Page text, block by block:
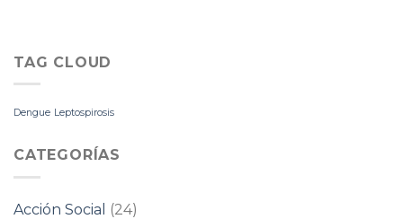
TAG CLOUD
Dengue Leptospirosis
CATEGORÍAS
Acción Social
(24)